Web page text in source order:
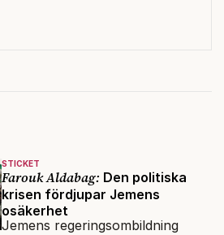
STICKET
Farouk Aldabag: Den politiska
krisen fördjupar Jemens
osäkerhet
Jemens regeringsombildning